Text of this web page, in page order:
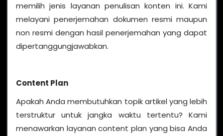
memilih jenis layanan penulisan konten ini. Kami
melayani penerjemahan dokumen resmi maupun
non resmi dengan hasil penerjemahan yang dapat
dipertanggungjawabkan.
Content Plan
Apakah Anda membutuhkan topik artikel yang lebih
terstruktur untuk jangka waktu tertentu? Kami
menawarkan layanan content plan yang bisa Anda